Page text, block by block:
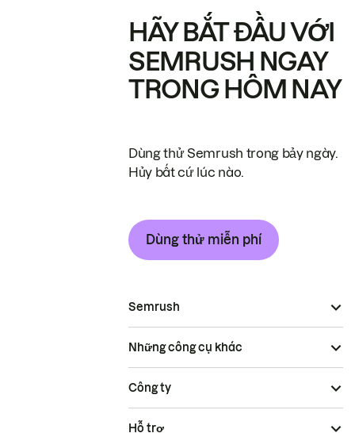
HÃY BẮT ĐẦU VỚI
SEMRUSH NGAY
TRONG HÔM NAY
Dùng thử Semrush trong bảy ngày.
Hủy bất cứ lúc nào.
Dùng thử miễn phí
Semrush
Những công cụ khác
Công ty
Hỗ trợ